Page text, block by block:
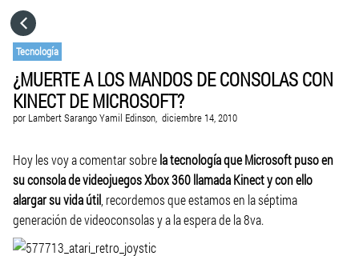
Tecnología
¿MUERTE A LOS MANDOS DE CONSOLAS CON
KINECT DE MICROSOFT?
por Lambert Sarango Yamil Edinson, diciembre 14, 2010
Hoy les voy a comentar sobrela tecnología que Microsoft puso en
su consola de videojuegos Xbox 360 llamada Kinect y con ello
alargar su vida útil , recordemos que estamos en la séptima
generación de videoconsolas y a la espera de la 8va.
CATEGORÍAS
VISITA EL SITIO WEB